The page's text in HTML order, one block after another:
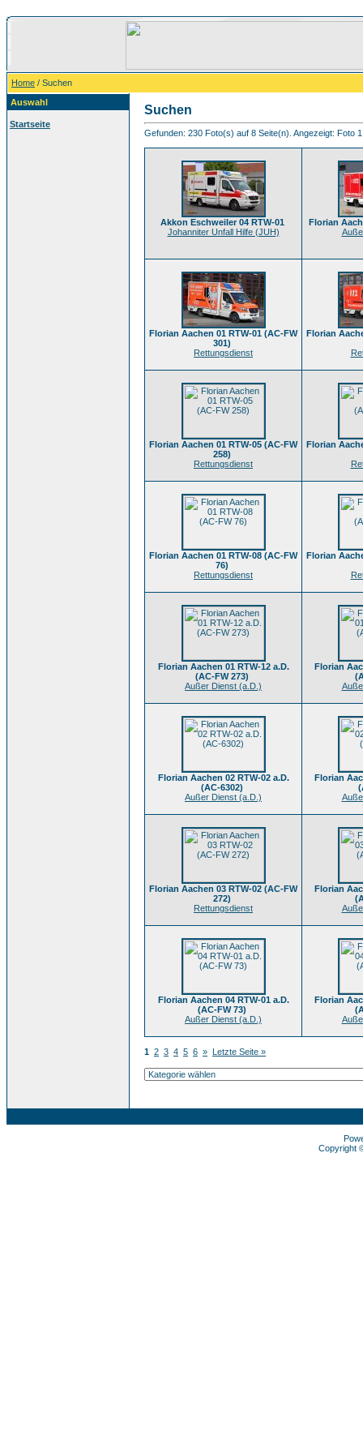
Home / Suchen
Auswahl
Startseite
Suchen
Gefunden: 230 Foto(s) auf 8 Seite(n). Angezeigt: Foto
Akkon Eschweiler 04 RTW-01
Johanniter Unfall Hilfe (JUH)
Florian
Florian Aachen 01 RTW-01 (AC-FW
301)
Rettungsdienst
Florian
Florian Aachen 01 RTW-05 (AC-FW
258)
Rettungsdienst
Florian
Florian Aachen 01 RTW-08 (AC-FW
76)
Rettungsdienst
Florian
Florian Aachen 01 RTW-12 a.D.
(AC-FW 273)
Außer Dienst (a.D.)
Florian
Florian Aachen 02 RTW-02 a.D.
(AC-6302)
Außer Dienst (a.D.)
Florian
Florian Aachen 03 RTW-02 (AC-FW
272)
Rettungsdienst
Florian
Florian Aachen 04 RTW-01 a.D.
(AC-FW 73)
Außer Dienst (a.D.)
Florian
1 2 3 4 5 6 » Letzte Seite »
Copyright